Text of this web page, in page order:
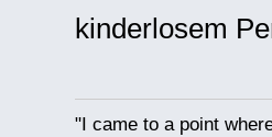
kinderlosem
"I came to a point